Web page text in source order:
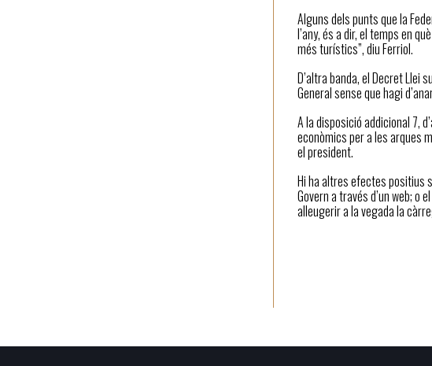
Alguns dels punts que la
l’any, és a dir, el temps en
més turístics”, diu Ferriol.
D’altra banda, el Decret Llei
General sense que hagi
A la disposició addicional 7,
econòmics per a les arques
el president.
Hi ha altres efectes positius
Govern a través d’un web;
alleugerir a la vegada la